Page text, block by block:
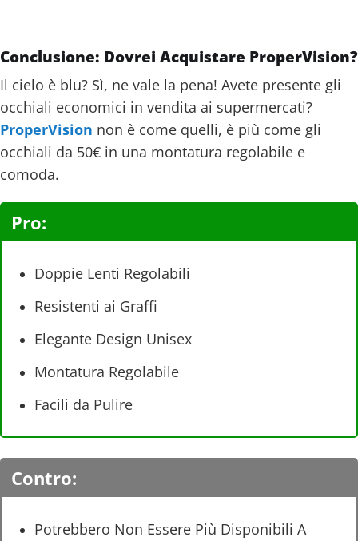
Conclusione: Dovrei Acquistare ProperVision?
Il cielo è blu? Sì, ne vale la pena! Avete presente gli
occhiali economici in vendita ai supermercati?
ProperVision non è come quelli, è più come gli
occhiali da 50€ in una montatura regolabile e
comoda.
Pro:
Doppie Lenti Regolabili
Resistenti ai Graffi
Elegante Design Unisex
Montatura Regolabile
Facili da Pulire
Contro:
Potrebbero Non Essere Più Disponibili A